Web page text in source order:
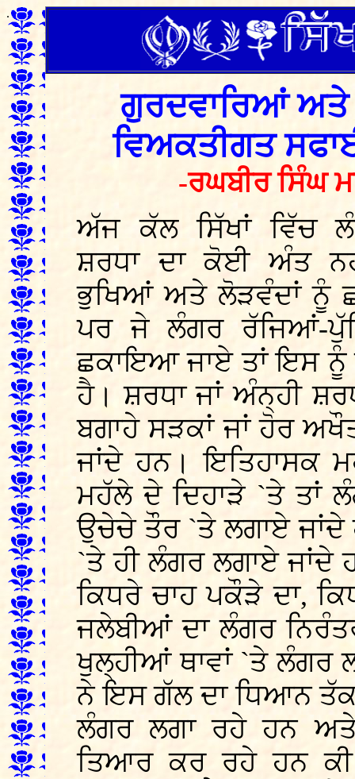
.
ਗੁਰਦਵਾਰਿਆਂ ਅਤੇ
ਵਿਅਕਤੀਗਤ
-ਰਘਬੀਰ ਸਿੰਘ
ਅੱਜ ਕੱਲ ਸਿੱਖਾਂ ਵਿੱਚ
ਸ਼ਰਧਾ ਦਾ ਕੋਈ ਅੰਤ
ਭੁਖਿਆਂ ਅਤੇ ਲੋੜਵੰਦਾਂ ਨੂੰ
ਪਰ ਜੇ ਲੰਗਰ ਰੱਜਿਆਂ-
ਛਕਾਇਆ ਜਾਏ ਤਾਂ ਇਸ ਨੂੰ
ਹੈ। ਸ਼ਰਧਾ ਜਾਂ ਅੰਨ੍ਹੀ
ਬਗਾਹੇ ਸੜਕਾਂ ਜਾਂ ਹੋਰ
ਜਾਂਦੇ ਹਨ। ਇਤਿਹਾਸਕ
ਮਹੱਲੇ ਦੇ ਦਿਹਾੜੇ `ਤੇ ਤਾਂ
ਉਚੇਚੇ ਤੌਰ `ਤੇ ਲਗਾਏ ਜਾਂਦੇ
`ਤੇ ਹੀ ਲੰਗਰ ਲਗਾਏ ਜਾਂਦੇ
ਕਿਧਰੇ ਚਾਹ ਪਕੌੜੇ ਦਾ,
ਜਲੇਬੀਆਂ ਦਾ ਲੰਗਰ
ਖੁਲ੍ਹੀਆਂ ਥਾਵਾਂ `ਤੇ ਲੰਗਰ
ਨੇ ਇਸ ਗੱਲ ਦਾ ਧਿਆਨ ਤੱਕ
ਲੰਗਰ ਲਗਾ ਰਹੇ ਹਨ ਅਤੇ
ਤਿਆਰ ਕਰ ਰਹੇ ਹਨ